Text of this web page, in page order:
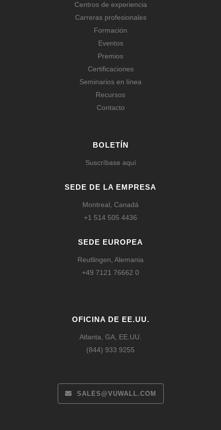
Centros de experiencia
Carreras profesionales
Formación
Eventos
Premios
Certificaciones
Seminarios en línea
Recursos
Contacto
BOLETÍN
Suscríbase aquí
SEDE DE LA EMPRESA
Montreal, Canadá
+1 514 505 4436
SEDE EUROPEA
Reutlingen, Alemania
+49 7121 76662 0
OFICINA DE EE.UU.
Atlanta, GA, EE.UU.
(844) 933 9255
SALES@VUWALL.COM